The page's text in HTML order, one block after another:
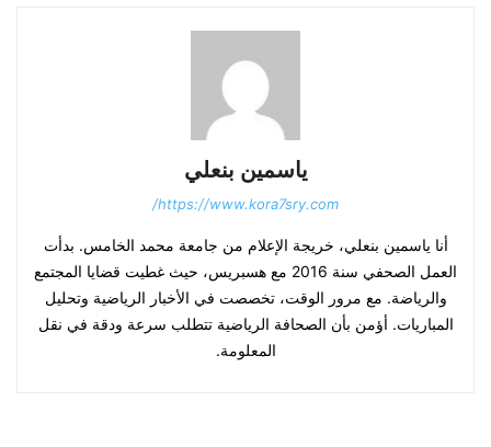
ياسمين بنعلي
https://www.kora7sry.com/
أنا ياسمين بنعلي، خريجة الإعلام من جامعة محمد الخامس. بدأت
العمل الصحفي سنة 2016 مع هسبريس، حيث غطيت قضايا المجتمع
والرياضة. مع مرور الوقت، تخصصت في الأخبار الرياضية وتحليل
المباريات. أؤمن بأن الصحافة الرياضية تتطلب سرعة ودقة في نقل
المعلومة.